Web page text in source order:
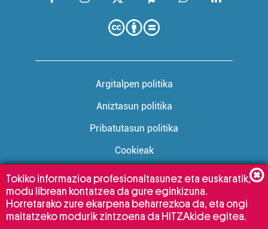
Argitalpen politika
Aniztasun politika
Pribatutasun politika
Cookieak
Babesleak:
Tokiko informazioa profesionaltasunez eta euskaratik,
modu librean kontatzea da gure eginkizuna.
Horretarako zure ekarpena beharrezkoa da, eta ongi
maitatzeko modurik zintzoena da HITZAkide egitea.